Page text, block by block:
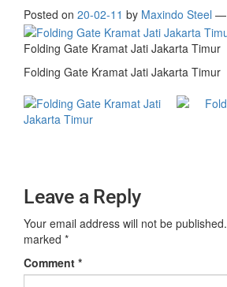
Posted on 20-02-11 by Maxindo Steel —
Folding Gate Kramat Jati Jakarta Timur
Folding Gate Kramat Jati Jakarta Timur
Leave a Reply
Your email address will not be published.
marked *
Comment *